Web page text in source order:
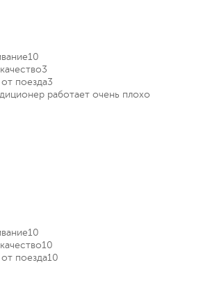
10
3
поезда3
работает очень плохо
10
10
поезда10